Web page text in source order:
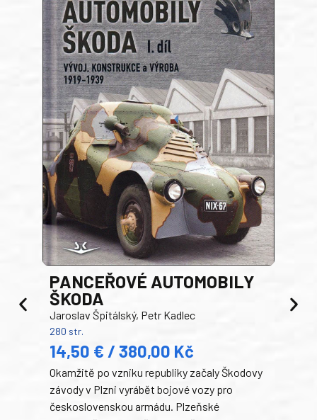
PANCEŘOVÉ AUTOMOBILY
ŠKODA
Jaroslav Špitálský, Petr Kadlec
280 str.
14,50 € / 380,00 Kč
Okamžitě po vzniku republiky začaly Škodovy
závody v Plzni vyrábět bojové vozy pro
československou armádu. Plzeňské